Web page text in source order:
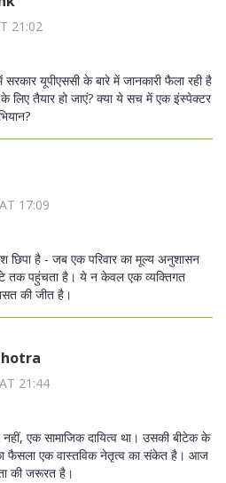
21:02
यूपीएससी के बारे में जानकारी फैला रही है
लिए तैयार हो जाएं? क्या ये सच में एक इंस्पेक्टर
17:09
छिपा है - जब एक परिवार का मूल्य अनुशासन
तक पहुंचता है। ये न केवल एक व्यक्तिगत
की जीत है।
21:44
एक सामाजिक दायित्व था। उसकी बीटेक के
फैसला एक वास्तविक नेतृत्व का संकेत है। आज
की जरूरत है।